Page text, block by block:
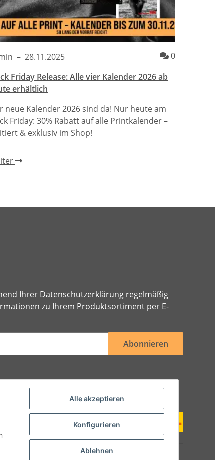
– 28.11.2025
0
Friday Release: Alle vier Kalender 2026 ab
erhältlich
neue Kalender 2026 sind da! Nur heute am
Friday: 30% Rabatt auf alle Printkalender –
& exklusiv im Shop!
Ihrer Datenschutzerklärung regelmäßig
zu Ihrem Produktsortiment per E-
Abonnieren
Alle akzeptieren
Konfigurieren
Ablehnen